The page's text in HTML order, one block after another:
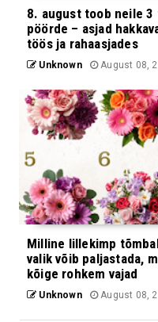
8. august toob neile 3
pöörde – asjad
töös ja rahaasjades
Unknown August 08,
Milline lillekimp
valik võib paljastada,
kõige rohkem vajad
Unknown August 08,